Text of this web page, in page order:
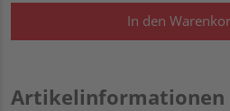
In den
Artikelinformationen